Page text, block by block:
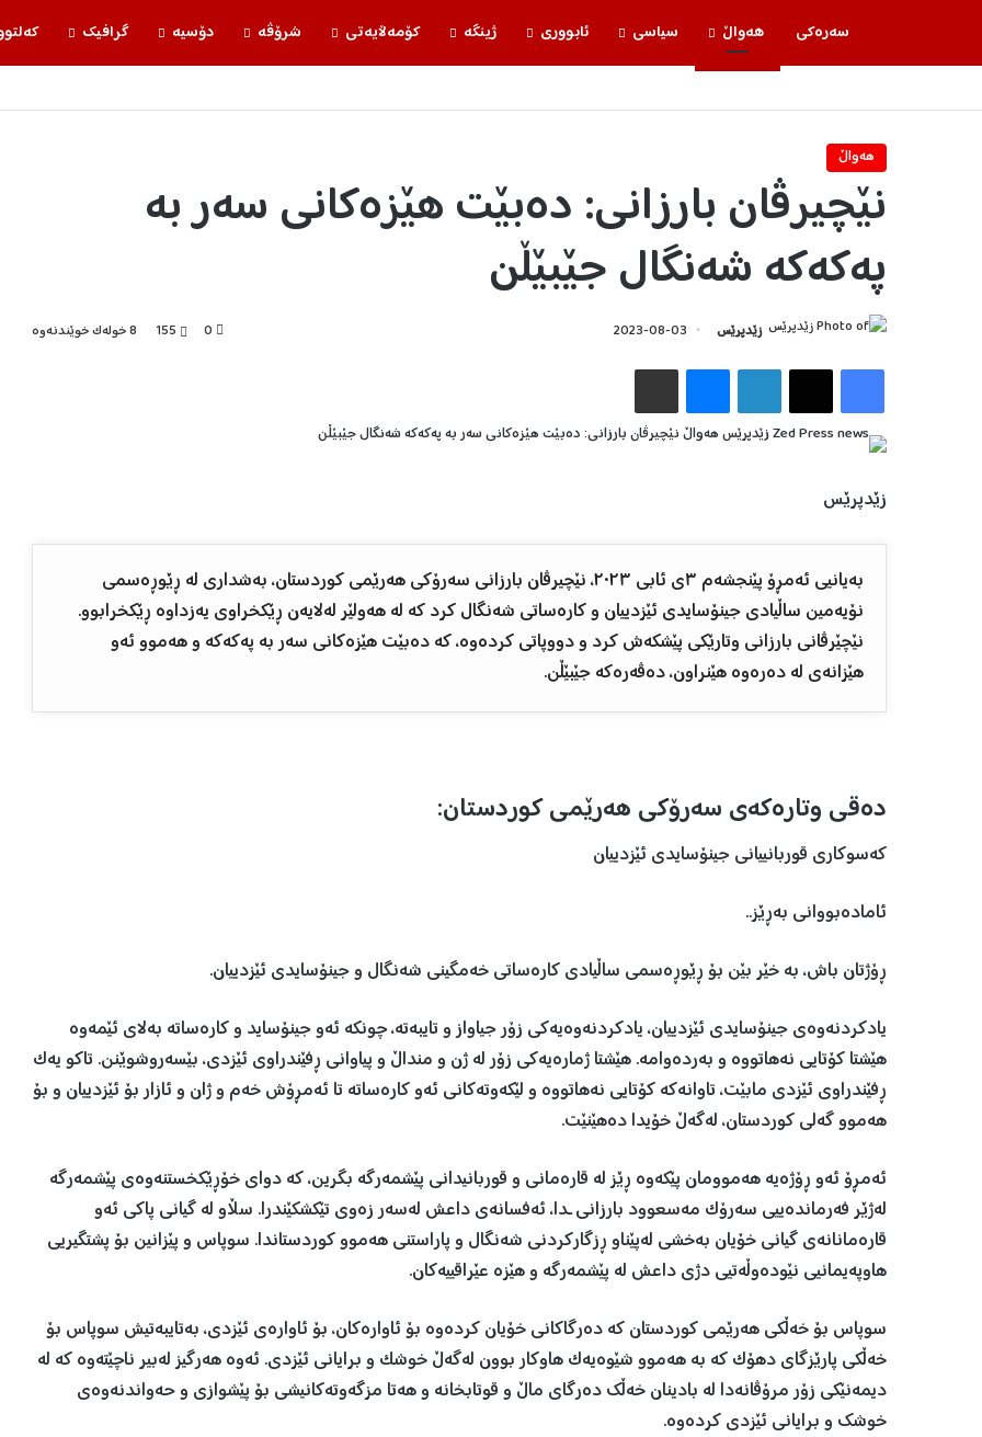
سه‌ره‌كی هه‌واڵ سیاسی ئابووری ژینگه‌ كۆمه‌ڵایه‌تی شرۆڤه‌ دۆسیه‌ گرافیك
هه‌واڵ
نێچیرڤان بارزانی: دەبێت هێزەکانی سەر بە
پەکەکە شەنگال جێبێڵن
زێدپرێس 2023-08-03
0
155
X
زێدپرێس
به‌يانيى ئه‌مڕۆ پێنجشه‌م ٣ی ئابی ٢٠٢٣، نێچيرڤان بارزانى سه‌رۆكى هه‌رێمى ‏كوردستان، به‌شدارى له‌ ڕێوڕه‌سمى
نۆيه‌مين ساڵيادى جينۆسايدى ئێزدييان و ‏كاره‌ساتى شه‌نگال كرد كه‌ له‌ هه‌ولێر له‌لايه‌ن ڕێكخراوى يه‌زداوه‌ ڕێكخرابوو.
نێچێرڤانی بارزانی وتارێکی پێشکەش کرد و دووپاتی کردەوە، کە دەبێت هێزەکانی سەر بە پەکەکە و هەموو ئەو
هێزانەی لە دەرەوە هێنراون، دەڤەرەکە جێبێڵن.
دەقی وتارەکەی سەرۆکی هەرێمی کوردستان:
کەسوکاری قوربانیيانی جینۆسایدی ئێزديیان
ئامادەبووانی بەڕێز..
ڕۆژتان باش، بە خێر بێن بۆ ڕێوڕەسمی ساڵيادى کارەساتی خه‌مگينى شه‌نگال و جینۆسایدی ئێزديیان.
یادکردنەوەی جینۆسایدی ئێزدیيان، یادکردنەوەیەکی زۆر جیاواز و تایبەتە، چونکە ئەو جینۆساید و کارەساتە بەلای ئێمه‌وه‌
هێشتا کۆتایی نەهاتووە و بەردەوامە. هێشتا ژمارەیەکی زۆر لە ژن و منداڵ و پیاوانی ڕفێندراوی ئێزدی، بێسەروشوێنن. تاکو یەک
ڕفێندراوی ئێزدی مابێت، تاوانەکە کۆتایی نەهاتووە و لێكه‌وته‌كانى ئه‌و كاره‌ساته‌ تا ئه‌مڕۆش خه‌م و ژان و ئازار بۆ ئێزدييان و بۆ
هه‌موو گه‌لى كوردستان، له‌گه‌ڵ خۆيدا ده‌هێنێت.
ئەمڕۆ ئەو ڕۆژەیە هەموومان پێکەوە ڕێز لە قارەمانی و قوربانیدانی پێشمەرگە بگرین، کە دوای خۆڕێکخستنەوەی پێشمەرگە
لەژێر فەرماندەیيی سەرۆک مەسعوود بارزانى ـدا، ئەفسانەی داعش لەسەر زەوی تێکشکێندرا. سڵاو لە گیانی پاکی ئەو
قارەمانانەی گیانی خۆیان بەخشی لەپێناو ڕزگارکردنی شه‌نگال و پاراستنی هەموو کوردستاندا. سوپاس و پێزانين بۆ پشتگيريى
هاوپه‌يمانيى نێوده‌وڵه‌تيى دژى داعش له‌ پێشمه‌رگه‌ و هێزه‌ عێراقييه‌كان.
سوپاس بۆ خەڵکی هەرێمی کوردستان کە دەرگاکانی خۆیان کردەوە بۆ ئاوارەکان، بۆ ئاواره‌ى ئێزدى، بەتایبەتيش سوپاس بۆ
خەڵکی پارێزگای دهۆک کە بە هەموو شێوەیەک هاوکار بوون لەگەڵ خوشک و برايانى ئێزدی. ئه‌وه‌ هه‌رگيز له‌بير ناچێته‌وه‌ كه‌ له‌
ديمه‌نێكى زۆر مرۆڤانه‌دا‌ له‌ بادينان خه‌ڵك ده‌رگاى ماڵ و قوتابخانه‌ و هه‌تا مزگه‌وته‌كانيشى بۆ پێشوازى و حه‌واندنه‌وه‌ى‌
خوشك و برايانى ئێزدى كرده‌وه‌.